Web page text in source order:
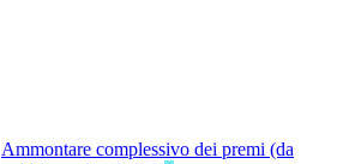
Ammontare complessivo dei premi (da